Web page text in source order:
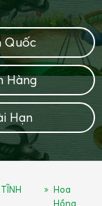
Quốc
Hàng
Hạn
Hoa
Hồng